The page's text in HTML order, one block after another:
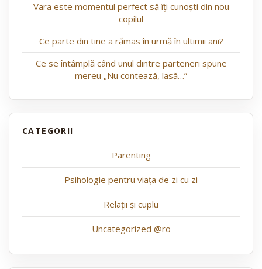
Vara este momentul perfect să îți cunoști din nou
copilul
Ce parte din tine a rămas în urmă în ultimii ani?
Ce se întâmplă când unul dintre parteneri spune
mereu „Nu contează, lasă…”
Parenting
Psihologie pentru viața de zi cu zi
Relații și cuplu
Uncategorized @ro